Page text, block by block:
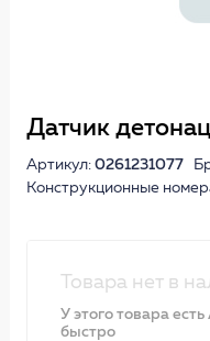
Датчик
Артикул: 0261231077
Конструкционные
Товара нет в
У этого товара
быстро